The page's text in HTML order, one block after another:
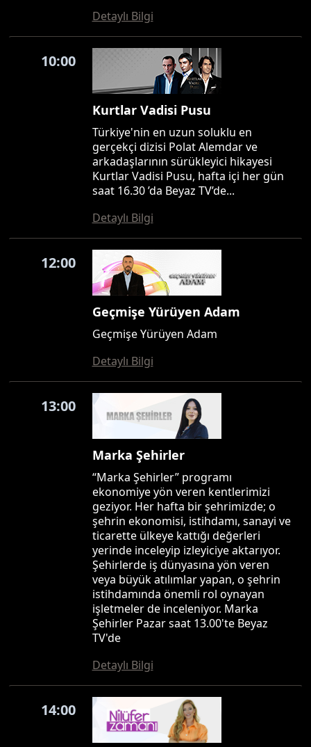
Detaylı Bilgi
10:00
Kurtlar Vadisi Pusu
Türkiye'nin en uzun soluklu en
gerçekçi dizisi Polat Alemdar ve
arkadaşlarının sürükleyici hikayesi
Kurtlar Vadisi Pusu, hafta içi her gün
saat 16.30 ’da Beyaz TV’de...
Detaylı Bilgi
12:00
Geçmişe Yürüyen Adam
Geçmişe Yürüyen Adam
Detaylı Bilgi
13:00
Marka Şehirler
“Marka Şehirler” programı
ekonomiye yön veren kentlerimizi
geziyor. Her hafta bir şehrimizde; o
şehrin ekonomisi, istihdamı, sanayi ve
ticarette ülkeye kattığı değerleri
yerinde inceleyip izleyiciye aktarıyor.
Şehirlerde iş dünyasına yön veren
veya büyük atılımlar yapan, o şehrin
istihdamında önemli rol oynayan
işletmeler de inceleniyor. Marka
Şehirler Pazar saat 13.00'te Beyaz
TV'de
Detaylı Bilgi
14:00